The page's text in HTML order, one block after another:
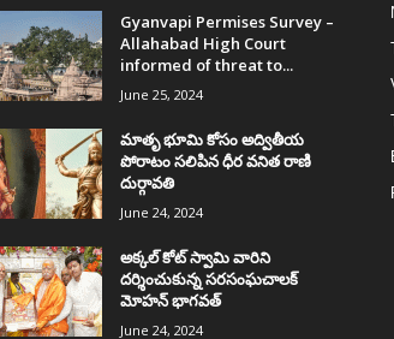
Gyanvapi Permises Survey –
Allahabad High Court
informed of threat to...
June 25, 2024
మాతృ భూమి కోసం అద్వితీయ
పోరాటం సలిపిన ధీర వనిత రాణి
దుర్గావతి
June 24, 2024
అక్కల్‌ కోట్‌ స్వామి వారిని
దర్శించుకున్న సరసంఘచాలక్
మోహన్ భాగవత్
June 24, 2024